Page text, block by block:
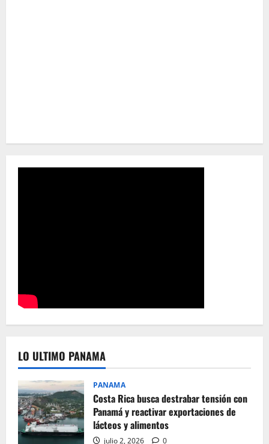
LO ULTIMO PANAMA
PANAMA
Costa Rica busca destrabar tensión con
Panamá y reactivar exportaciones de
lácteos y alimentos
julio 2, 2026 0